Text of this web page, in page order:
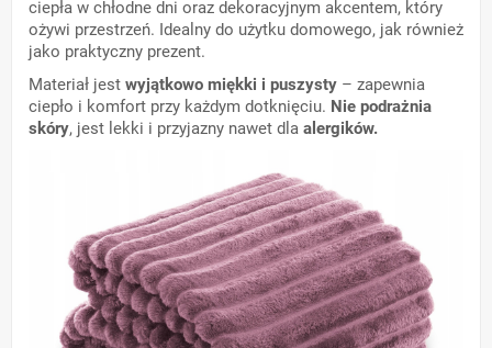
ciepła w chłodne dni oraz dekoracyjnym akcentem, który
ożywi przestrzeń. Idealny do użytku domowego, jak również
jako praktyczny prezent.
Materiał jest wyjątkowo miękki i puszysty – zapewnia
ciepło i komfort przy każdym dotknięciu. Nie podrażnia
skóry, jest lekki i przyjazny nawet dla alergików.